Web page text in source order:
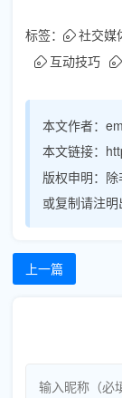
标签： 社交媒
互动技巧
本文作者：
本文链接：
版权申明：
或复制请注明
上一篇